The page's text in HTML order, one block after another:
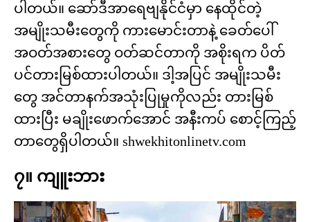
ပါတယ်။ ဆော်ဒီအာရေဗျနိုင်ငံမှာ နေထိုင်တဲ့
အမျိုးသမီးတွေကို ကားမောင်းတာနဲ့ ခေတ်ပေါ်
အဝတ်အစားတွေ ဝတ်ဆင်တာကို အစိုးရက ပိတ်
ပင်တားမြစ်ထားပါတယ်။ ဒါ့အပြင် အမျိုးသမီး
တွေ အင်တာနက်အသုံးပြုမှုကိုလည်း တားမြစ်
ထားပြီး မချိုးဖောက်အောင် အနီးကပ် စောင့်ကြည့်
တာတွေရှိပါတယ်။ shwekhitonlinetv.com
၇။ ကျူးဘား